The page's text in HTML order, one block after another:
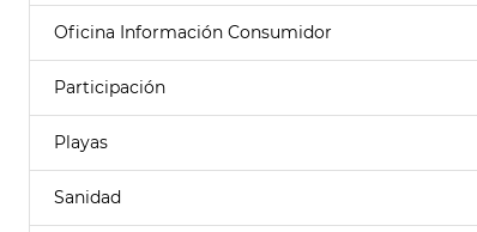
Oficina Información Consumidor
Participación
Playas
Sanidad